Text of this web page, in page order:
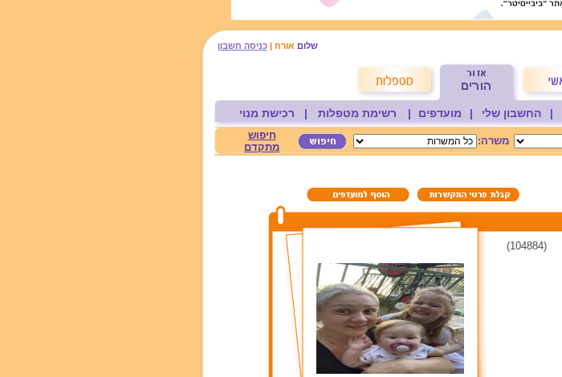
שלום אורח |כניסה חשבון
| החשבון שלי | מועדפים | רשימת מטפלות | רכישת מנוי
משרה:
חיפוש
מתקדם
(104884)